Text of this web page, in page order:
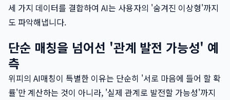
세 가지 데이터를 결합하여 AI는 사용자의 '숨겨진 이상형'까지
도 파악해냅니다.
단순 매칭을 넘어선 '관계 발전 가능성' 예
측
위피의 AI매칭이 특별한 이유는 단순히 '서로 마음에 들어 할 확
률'만 계산하는 것이 아니라, '실제 관계로 발전할 가능성'까지